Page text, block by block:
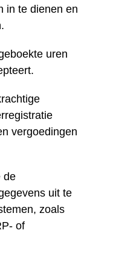
in te dienen en
uren
vergoedingen
de
uit te
zoals
of